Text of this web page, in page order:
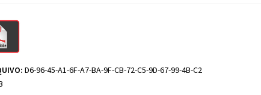
D6-96-45-A1-6F-A7-BA-9F-CB-72-C5-9D-67-99-4B-C2